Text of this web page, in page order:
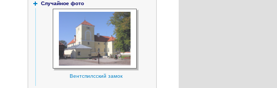
Случайное фото
Вентспилсский замок